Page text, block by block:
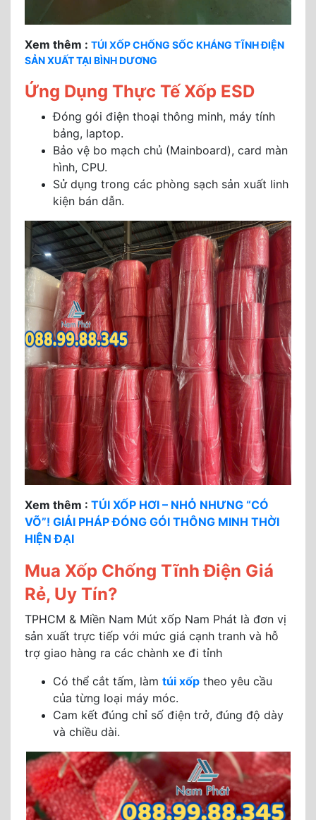
Xem thêm : TÚI XỐP CHỐNG SỐC KHÁNG TĨNH ĐIỆN
SẢN XUẤT TẠI BÌNH DƯƠNG
Ứng Dụng Thực Tế Xốp ESD
Đóng gói điện thoại thông minh, máy tính
bảng, laptop.
Bảo vệ bo mạch chủ (Mainboard), card màn
hình, CPU.
Sử dụng trong các phòng sạch sản xuất linh
kiện bán dẫn.
Xem thêm : TÚI XỐP HƠI – NHỎ NHƯNG “CÓ
VÕ”! GIẢI PHÁP ĐÓNG GÓI THÔNG MINH THỜI
HIỆN ĐẠI
Mua Xốp Chống Tĩnh Điện Giá
Rẻ, Uy Tín?
TPHCM & Miền Nam Mút xốp Nam Phát là đơn vị
sản xuất trực tiếp với mức giá cạnh tranh và hỗ
trợ giao hàng ra các chành xe đi tỉnh
Có thể cắt tấm, làm túi xốp theo yêu cầu
của từng loại máy móc.
Cam kết đúng chỉ số điện trở, đúng độ dày
và chiều dài.